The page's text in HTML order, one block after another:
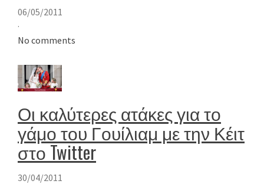
06/05/2011
·
No comments
Οι καλύτερες ατάκες για το
γάμο του Γουίλιαμ με την Κέιτ
στο Twitter
30/04/2011